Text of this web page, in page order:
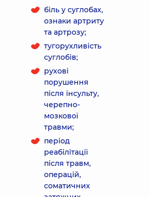
біль у суглобах,
ознаки артриту
та артрозу;
тугорухливість
суглобів;
рухові
порушення
після інсульту,
черепно-
мозкової
травми;
період
реабілітації
після травм,
операцій,
соматичних